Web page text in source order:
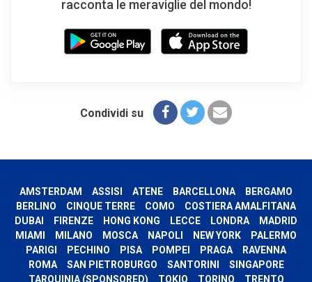
racconta le meraviglie del mondo!
Condividi su
AMSTERDAM ASSISI ATENE BARCELLONA
BERGAMO
BERLINO
CINQUE TERRE COMO
COSTIERA AMALFITANA
DUBAI
FIRENZE HONG KONG LECCE LONDRA
MADRID
MIAMI
MILANO MOSCA NAPOLI NEW YORK
PALERMO
PARIGI
PECHINO PISA POMPEI PRAGA
RAVENNA
ROMA
SAN PIETROBURGO SANTORINI
SINGAPORE
TARQUINIA (SPONSORED)
TOKIO TORINO TRENTO